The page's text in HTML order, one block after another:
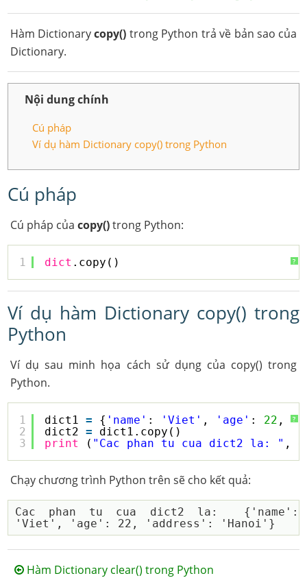
Hàm Dictionarycopy() trong Python trả về bản sao của
Dictionary.
Nội dung chính
Cú pháp
Ví dụ hàm Dictionary copy() trong Python
Cú pháp
Cú pháp của copy()trong Python:
?
1 dict .copy()
Ví dụ hàm Dictionary copy() trong
Python
Ví dụ sau minh họa cách sử dụng của copy() trong
Python.
?
1
2
3
dict1 = { 'name' : 'Viet' , 'age' : 22 ,
dict2 =
dict1.copy()
print
( "Cac phan tu cua dict2 la: " ,
Chạy chương trình Python trên sẽ cho kết quả:
Cac phan tu cua dict2 la:  {'name':
Hàm Dictionary clear() trong Python